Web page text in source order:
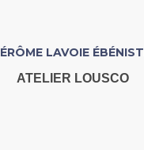
LAVOIE
ATELIER LOUSCO